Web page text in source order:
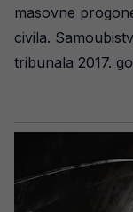
masovne
civila.
tribunala 2017.